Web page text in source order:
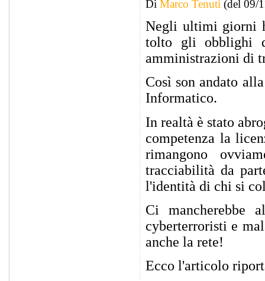
Di Marco Tenuti (del 09/
Negli ultimi giorni
tolto gli obblighi
amministrazioni di
Così son andato
Informatico.
In realtà è stato
competenza la
rimangono
tracciabilità da
l'identità di chi si
Ci mancherebbe
cyberterroristi e
anche la rete!
Ecco l'articolo